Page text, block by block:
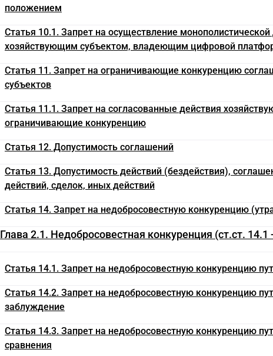
положением
Статья 10.1. Запрет на осуществление монополистической
хозяйствующим субъектом, владеющим цифровой
Статья 11. Запрет на ограничивающие конкуренцию
субъектов
Статья 11.1. Запрет на согласованные действия
ограничивающие конкуренцию
Статья 12. Допустимость соглашений
Статья 13. Допустимость действий (бездействия),
действий, сделок, иных действий
Статья 14. Запрет на недобросовестную конкуренцию
Глава 2.1. Недобросовестная конкуренция (ст.ст. 14.1
Статья 14.1. Запрет на недобросовестную конкуренцию
Статья 14.2. Запрет на недобросовестную конкуренцию
заблуждение
Статья 14.3. Запрет на недобросовестную конкуренцию
сравнения